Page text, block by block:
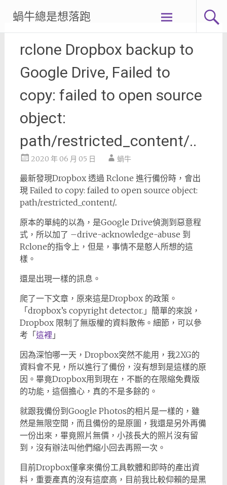
content
蝸牛總是想落跑
rclone Dropbox backup to
Google Drive, Failed to
copy: failed to open source
object:
path/restricted_content/..
2020 年 06 月 05 日 蝸牛
最新發現Dropbox 透過 Rclone 進行備份時，會出
現 Failed to copy: failed to open source object:
path/restricted_content/..
原本的單純的以為，是Google Drive偵測到惡意程
式，所以加了 –drive-acknowledge-abuse 到
Rclone的指令上，但是，事情不是憨人所想的這
樣。
還是出現一樣的訊息。
爬了一下文章，原來這是Dropbox 的政策。
「dropbox’s copyright detector.」簡單的來說，
Dropbox 限制了無版權的資料散佈。細節，可以參
考「 這裡 」
因為深怕哪一天，Dropbox突然不能用，我2XG的
資料會不見，所以進行了備份，沒有想到是這樣的原
因。畢竟Dropbox用到現在，不斷的在限縮免費版
的功能，這個擔心，真的不是多餘的。
就跟我備份到Google Photos的相片是一樣的，雖
然是無限空間，而且備份的是原圖，我還是另外再備
一份出來，畢竟照片無價，小孩長大的照片沒有留
到，沒有辦法叫他們縮小回去再照一次。
目前Dropbox僅拿來備份工具軟體和即時的產出資
料，重要產真的沒有這麼高，目前我比較仰賴的是黑